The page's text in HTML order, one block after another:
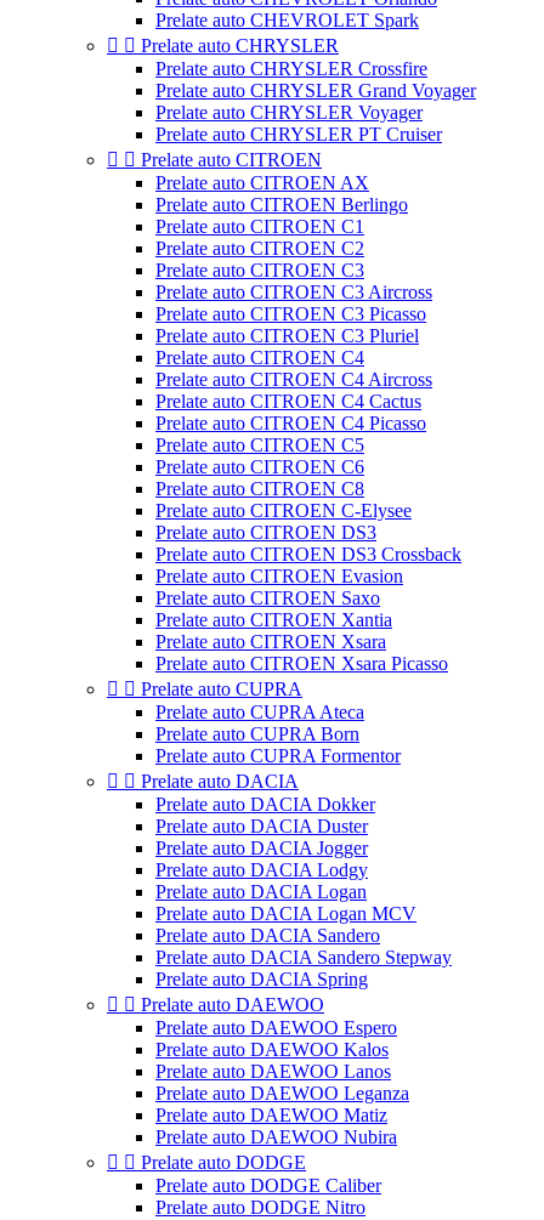
Prelate auto CHEVROLET Spark
  Prelate auto CHRYSLER
Prelate auto CHRYSLER Crossfire
Prelate auto CHRYSLER Grand Voyager
Prelate auto CHRYSLER Voyager
Prelate auto CHRYSLER PT Cruiser
  Prelate auto CITROEN
Prelate auto CITROEN AX
Prelate auto CITROEN Berlingo
Prelate auto CITROEN C1
Prelate auto CITROEN C2
Prelate auto CITROEN C3
Prelate auto CITROEN C3 Aircross
Prelate auto CITROEN C3 Picasso
Prelate auto CITROEN C3 Pluriel
Prelate auto CITROEN C4
Prelate auto CITROEN C4 Aircross
Prelate auto CITROEN C4 Cactus
Prelate auto CITROEN C4 Picasso
Prelate auto CITROEN C5
Prelate auto CITROEN C6
Prelate auto CITROEN C8
Prelate auto CITROEN C-Elysee
Prelate auto CITROEN DS3
Prelate auto CITROEN DS3 Crossback
Prelate auto CITROEN Evasion
Prelate auto CITROEN Saxo
Prelate auto CITROEN Xantia
Prelate auto CITROEN Xsara
Prelate auto CITROEN Xsara Picasso
  Prelate auto CUPRA
Prelate auto CUPRA Ateca
Prelate auto CUPRA Born
Prelate auto CUPRA Formentor
  Prelate auto DACIA
Prelate auto DACIA Dokker
Prelate auto DACIA Duster
Prelate auto DACIA Jogger
Prelate auto DACIA Lodgy
Prelate auto DACIA Logan
Prelate auto DACIA Logan MCV
Prelate auto DACIA Sandero
Prelate auto DACIA Sandero Stepway
Prelate auto DACIA Spring
  Prelate auto DAEWOO
Prelate auto DAEWOO Espero
Prelate auto DAEWOO Kalos
Prelate auto DAEWOO Lanos
Prelate auto DAEWOO Leganza
Prelate auto DAEWOO Matiz
Prelate auto DAEWOO Nubira
  Prelate auto DODGE
Prelate auto DODGE Caliber
Prelate auto DODGE Nitro